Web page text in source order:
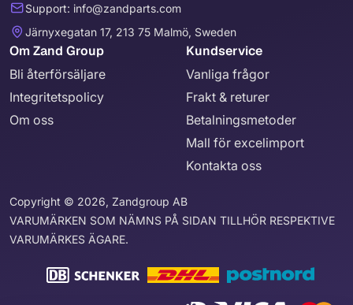
Support: info@zandparts.com
Järnyxegatan 17, 213 75 Malmö, Sweden
Om Zand Group
Bli återförsäljare
Integritetspolicy
Om oss
Kundservice
Vanliga frågor
Frakt & returer
Betalningsmetoder
Mall för excelimport
Kontakta oss
Copyright © 2026, Zandgroup AB
VARUMÄRKEN SOM NÄMNS PÅ SIDAN TILLHÖR RESPEKTIVE
VARUMÄRKES ÄGARE.